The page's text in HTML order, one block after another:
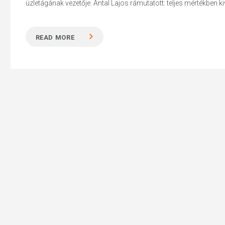
üzletágának vezetője. Antal Lajos rámutatott: teljes mértékben
READ MORE